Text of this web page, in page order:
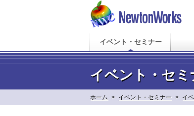
イベント・セミナー
イベント・セミ
ホーム > イベント・セミナー > イ